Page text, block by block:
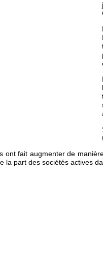
ont fait augmenter de
la part des sociétés actives